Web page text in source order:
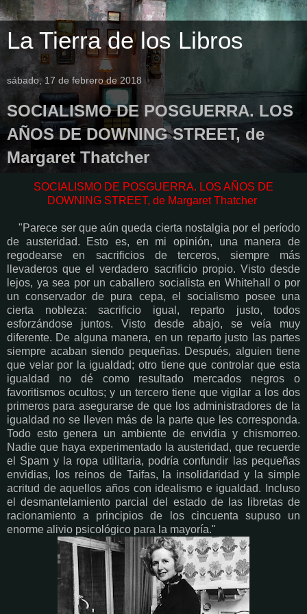
La Tierra de los Libros
sábado, 17 de febrero de 2018
SOCIALISMO DE POSGUERRA. LOS
AÑOS DE DOWNING STREET, de
Margaret Thatcher
SOCIALISMO DE POSGUERRA. LOS AÑOS DE
DOWNING STREET, de Margaret Thatcher
"Parece ser que aún queda cierta nostalgia por el período
de austeridad. Esto es, en mi opinión, una manera de
regodearse en sacrificios de terceros, siempre más
llevaderos que el verdadero sacrificio propio. Visto desde
lejos, ya sea por un caballero socialista en Whitehall o por
un conservador de pura cepa, el socialismo posee una
cierta nobleza: sacrificio igual, reparto justo, todos
esforzándose juntos. Visto desde abajo, se veía muy
diferente. De alguna manera, en un reparto justo las partes
siempre acaban siendo pequeñas. Después, alguien tiene
que velar por la igualdad; otro tiene que controlar que esta
igualdad no dé como resultado mercados negros o
favoritismos ocultos; y un tercero tiene que vigilar a los dos
primeros para asegurarse de que los administradores de la
igualdad no se lleven más de la parte que les corresponda.
Todo esto genera un ambiente de envidia y chismorreo.
Nadie que haya experimentado la austeridad, que recuerde
el Spam y la ropa utilitaria, podría confundir las pequeñas
envidias, los reinos de Taifas, la insolidaridad y la simple
acritud de aquellos años con idealismo e igualdad. Incluso
el desmantelamiento parcial del estado de las libretas de
racionamiento a principios de los cincuenta supuso un
enorme alivio psicológico para la mayoría."